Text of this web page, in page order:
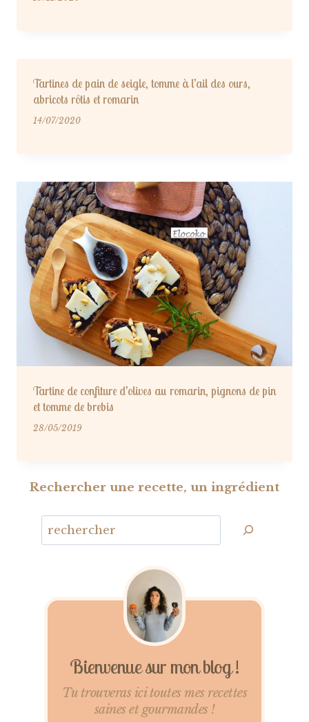
Tartines de pain de seigle, tomme à l’ail des ours,
abricots rôtis et romarin
14/07/2020
Tartine de confiture d’olives au romarin, pignons de pin
et tomme de brebis
28/05/2019
Rechercher une recette, un ingrédient
Bienvenue sur mon blog !
Tu trouveras ici toutes mes recettes
saines et gourmandes !